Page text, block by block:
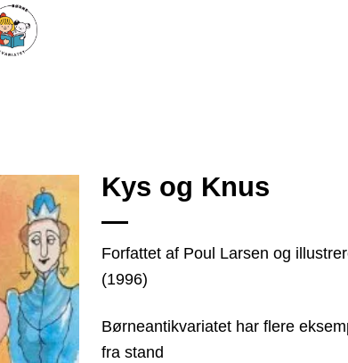
Tilføj
som
favorit
Kys og Knus
Forfattet af Poul Larsen og
(1996)
Børneantikvariatet har flere
fra stand